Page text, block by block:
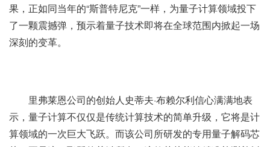
果，正如同当年的“斯普特尼克”一样，为量子计算领域投下
了一颗震撼弹，预示着量子技术即将在全球范围内掀起一场
深刻的变革。
里弗莱恩公司的创始人史蒂夫·布赖尔利信心满满地表
示，量子计算不仅仅是传统计算技术的简单升级，它将是计
算领域的一次巨大飞跃。而该公司所研发的专用量子解码芯